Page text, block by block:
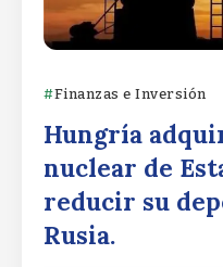
Finanzas e Inversión
Hungría
nuclear de
reducir su
Rusia.